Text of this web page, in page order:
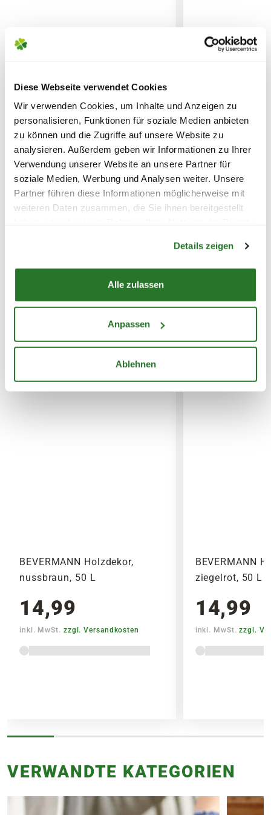
Diese Webseite verwendet Cookies
Wir verwenden Cookies, um Inhalte und Anzeigen zu
personalisieren, Funktionen für soziale Medien anbieten
zu können und die Zugriffe auf unsere Website zu
analysieren. Außerdem geben wir Informationen zu Ihrer
Verwendung unserer Website an unsere Partner für
soziale Medien, Werbung und Analysen weiter. Unsere
Partner führen diese Informationen möglicherweise mit
weiteren Daten zusammen, die Sie ihnen bereitgestellt
Details zeigen
Alle zulassen
Anpassen
Ablehnen
Die Pinienrinde verrottet etwas
langsamer als Rindenmulch und
versprüht einen angenehmen Duft, der
höhere Preis resultiert aus dem weiteren
Transportweg.
Erhältlich sind beide Abdeckungen in
verschiedenen Körnungen, welche die
Bodenbelüftung beeinflusst und daher je
SPEDITIONSVERSAND
FLORAGARD Erdbeer-&
Gemüsemulch, 2x20 L
17,99
inkl. MwSt.zzgl. Versandkosten
FLORAGARD
Mulch &
21,99
inkl. MwSt.zzgl.
WEITERE PRODUKTE
BEVERMANN Holzdekor,
nussbraun, 50 L
14,99
inkl. MwSt. zzgl. Versandkosten
BEVERMANN
ziegelrot, 50 L
14,99
inkl. MwSt.zzgl.
VERWANDTE KATEGORIEN